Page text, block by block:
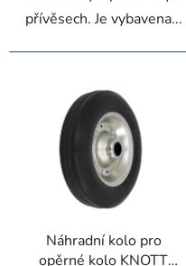
přívěsech. Je vybavena...
Náhradní kolo pro
opěrné kolo KNOTT